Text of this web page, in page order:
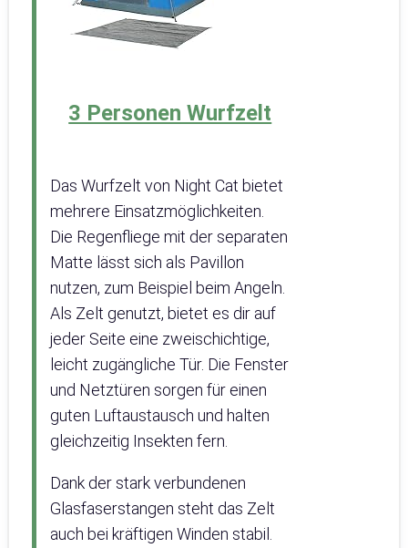
3 Personen Wurfzelt
Das Wurfzelt von Night Cat bietet
mehrere Einsatzmöglichkeiten.
Die Regenfliege mit der separaten
Matte lässt sich als Pavillon
nutzen, zum Beispiel beim Angeln.
Als Zelt genutzt, bietet es dir auf
jeder Seite eine zweischichtige,
leicht zugängliche Tür. Die Fenster
und Netztüren sorgen für einen
guten Luftaustausch und halten
gleichzeitig Insekten fern.
Dank der stark verbundenen
Glasfaserstangen steht das Zelt
auch bei kräftigen Winden stabil.